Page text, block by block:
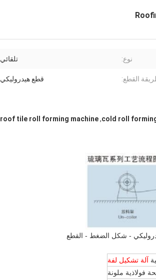
نوع: تلقائي
القطع: قطع هيدروليكي
cold roll
,
roof tile roll forming machine
- شكل الضغط - القطع
آلة تشكيل لفة
فولاذية ملونة